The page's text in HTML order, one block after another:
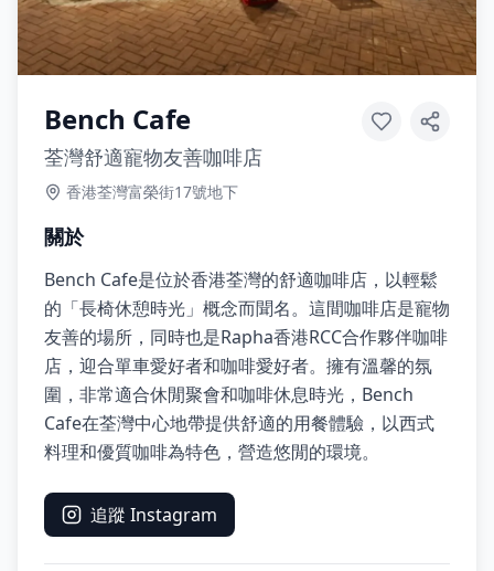
Bench Cafe
荃灣舒適寵物友善咖啡店
香港荃灣富榮街17號地下
關於
Bench Cafe是位於香港荃灣的舒適咖啡店，以輕鬆
的「長椅休憩時光」概念而聞名。這間咖啡店是寵物
友善的場所，同時也是Rapha香港RCC合作夥伴咖啡
店，迎合單車愛好者和咖啡愛好者。擁有溫馨的氛
圍，非常適合休閒聚會和咖啡休息時光，Bench
Cafe在荃灣中心地帶提供舒適的用餐體驗，以西式
料理和優質咖啡為特色，營造悠閒的環境。
追蹤 Instagram